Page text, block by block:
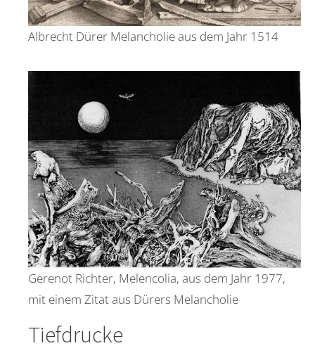
Albrecht Dürer Melancholie aus dem Jahr 1514
Gerenot Richter, Melencolia, aus dem Jahr 1977,
mit einem Zitat aus Dürers Melancholie
Tiefdrucke